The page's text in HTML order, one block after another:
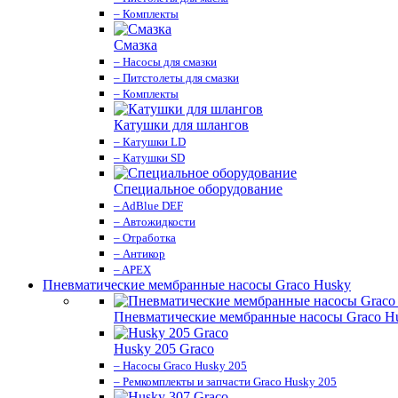
– Комплекты
Смазка
– Насосы для смазки
– Питстолеты для смазки
– Комплекты
Катушки для шлангов
– Катушки LD
– Катушки SD
Специальное оборудование
– AdBlue DEF
– Автожидкости
– Отработка
– Антикор
– APEX
Пневматические мембранные насосы Graco Husky
Пневматические мембранные насосы Graco
Husky 205 Graco
– Насосы Graco Husky 205
– Ремкомплекты и запчасти Graco Husky 205